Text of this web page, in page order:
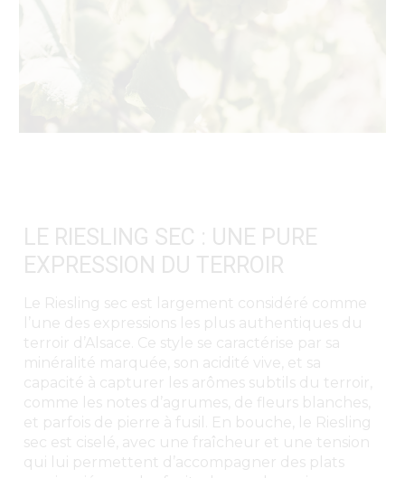
LE RIESLING SEC : UNE PURE
EXPRESSION DU TERROIR
Le Riesling sec est largement considéré comme
l’une des expressions les plus authentiques du
terroir d’Alsace. Ce style se caractérise par sa
minéralité marquée, son acidité vive, et sa
capacité à capturer les arômes subtils du terroir,
comme les notes d’agrumes, de fleurs blanches,
et parfois de pierre à fusil. En bouche, le Riesling
sec est ciselé, avec une fraîcheur et une tension
qui lui permettent d’accompagner des plats